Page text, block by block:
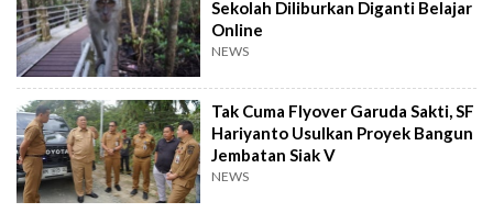
Sekolah Diliburkan Diganti Belajar
Online
NEWS
Tak Cuma Flyover Garuda Sakti, SF
Hariyanto Usulkan Proyek Bangun
Jembatan Siak V
NEWS